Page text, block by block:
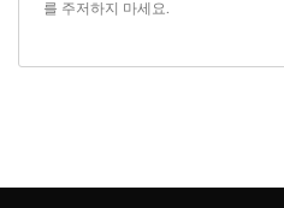
를 주저하지 마세요.